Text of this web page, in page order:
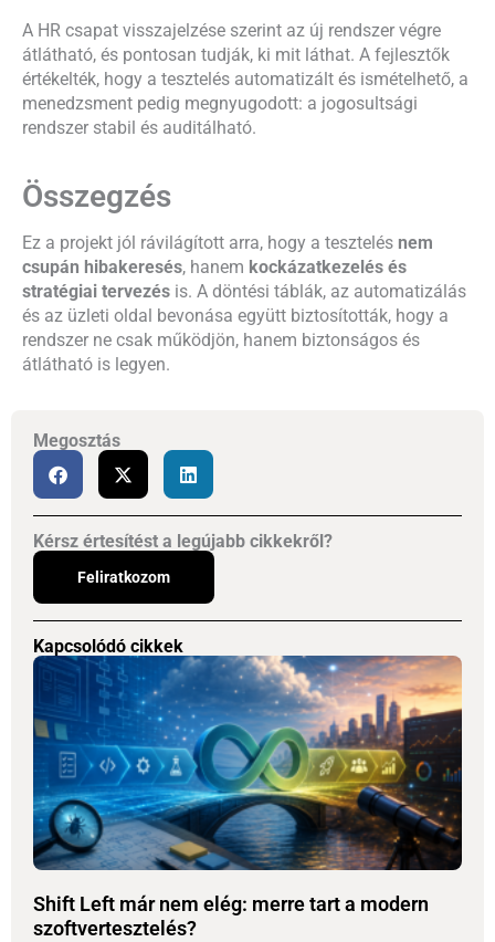
A HR csapat visszajelzése szerint az új rendszer végre
átlátható, és pontosan tudják, ki mit láthat. A fejlesztők
értékelték, hogy a tesztelés automatizált és ismételhető, a
menedzsment pedig megnyugodott: a jogosultsági
rendszer stabil és auditálható.
Összegzés
Ez a projekt jól rávilágított arra, hogy a tesztelés nem
csupán hibakeresés, hanem kockázatkezelés és
stratégiai tervezés is. A döntési táblák, az automatizálás
és az üzleti oldal bevonása együtt biztosították, hogy a
rendszer ne csak működjön, hanem biztonságos és
átlátható is legyen.
Megosztás
Kérsz értesítést a legújabb cikkekről?
Feliratkozom
Kapcsolódó cikkek
Shift Left már nem elég: merre tart a modern
szoftvertesztelés?